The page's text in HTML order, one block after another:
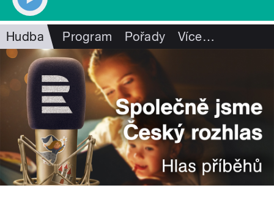
Hudba Program Pořady Více…